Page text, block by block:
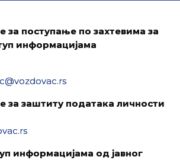
за поступање по захтевима за
информацијама
за заштиту података личности
информацијама од јавног